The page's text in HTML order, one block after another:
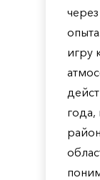
игру
года,